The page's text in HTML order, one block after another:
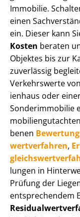
Immobilie.
einen
ein. Dieser kann
Kosten beraten
Objektes bis zur
zuverlässig
Verkehrswerte
i­en­haus oder
Sonderimmobilie
be­nen
wert­ver­fah­ren,
lun­gen in
Prüfung der
entsprechendem